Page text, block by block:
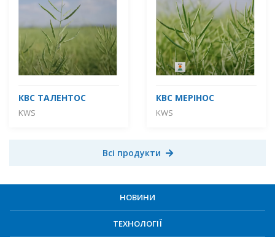
КВС ТАЛЕНТОС
KWS
КВС МЕРІНОС
KWS
Всі продукти
НОВИНИ
ТЕХНОЛОГІЇ